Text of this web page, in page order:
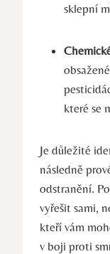
sklepní
které se⁣
Je⁣ důležité
následně
odstranění.
vyřešit sami,
kteří vám
​v boji⁤ proti